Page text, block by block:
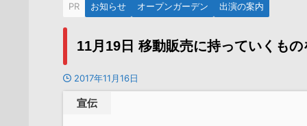
PR お知らせ オープンガーデン 出演の案内
11月19日 移動販売に持っていくもの
2017年11月16日
宣伝